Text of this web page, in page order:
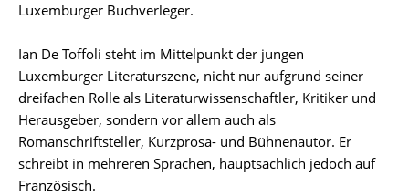
Luxemburger Buchverleger.
Ian De Toffoli steht im Mittelpunkt der jungen
Luxemburger Literaturszene, nicht nur aufgrund seiner
dreifachen Rolle als Literaturwissenschaftler, Kritiker und
Herausgeber, sondern vor allem auch als
Romanschriftsteller, Kurzprosa- und Bühnenautor. Er
schreibt in mehreren Sprachen, hauptsächlich jedoch auf
Französisch.